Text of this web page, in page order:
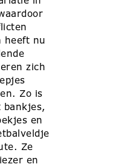
heeft nu
zich
Zo is
bankjes,
en
Ze
en